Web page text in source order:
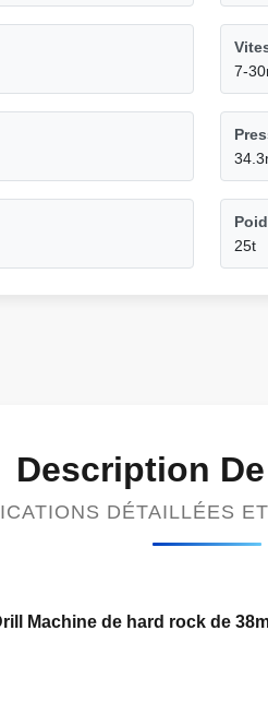
7-
25t
Description
DÉTAILLÉES
Machine de hard rock de